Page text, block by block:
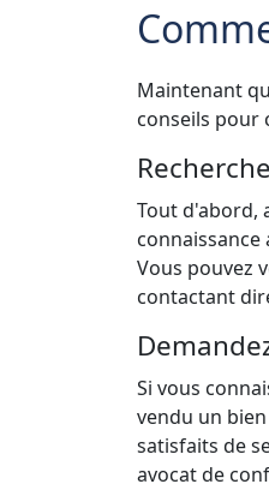
Maintenant
conseils pour
Tout d'abord,
Vous pouvez
contactant
Si vous
vendu un
satisfaits de
avocat de